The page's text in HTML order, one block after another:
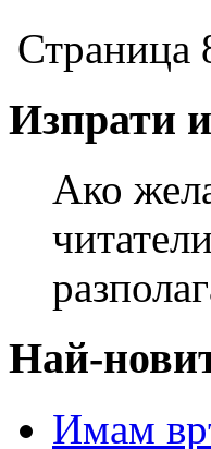
Страница
Изпрати
Ако
Най-
Имам